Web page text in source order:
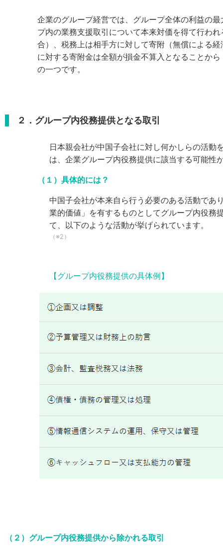
企業のグループ経営では、グループ全体の利益の
プ内の業務支援取引について本来対価を得て行わ
合）、税務上は相手方に対して寄附（無償による
に対する寄附金は全額が損金不算入となることから
の一つです。
２．グループ内役務提供となる取引
日本親会社が中国子会社に対し何かしらの活動
は、企業グループ内役務提供に該当する可能性
（１）具体的には？
中国子会社が本来自ら行う必要のある活動であ
業的価値」を有するものとしてグループ内役務
て、以下のような活動が挙げられています。
（※2）
【グループ内役務提供の具体例】
（２）グループ内役務提供から除かれる取引